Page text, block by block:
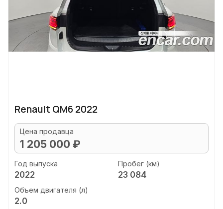
Renault QM6 2022
Цена продавца
1 205 000 ₽
Год выпуска
2022
Пробег (км)
23 084
Объем двигателя (л)
2.0